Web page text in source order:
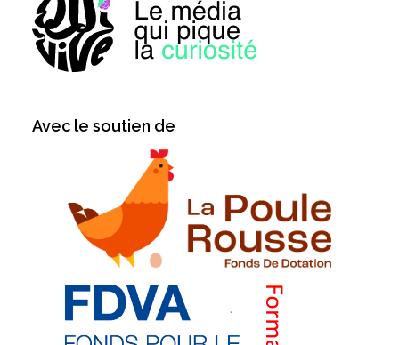
Avec le soutien de